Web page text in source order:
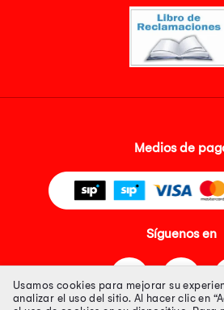
Medios de
Síguenos en
Usamos cookies para mejorar su
analizar el uso del sitio. Al hacer clic en